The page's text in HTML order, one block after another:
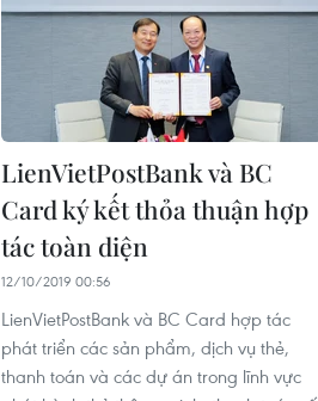
LienVietPostBank và BC
Card ký kết thỏa thuận hợp
tác toàn diện
12/10/2019 00:56
LienVietPostBank và BC Card hợp tác
phát triển các sản phẩm, dịch vụ thẻ,
thanh toán và các dự án trong lĩnh vực